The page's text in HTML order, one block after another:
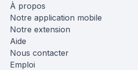
À propos
Notre application mobile
Notre extension
Aide
Nous contacter
Emploi